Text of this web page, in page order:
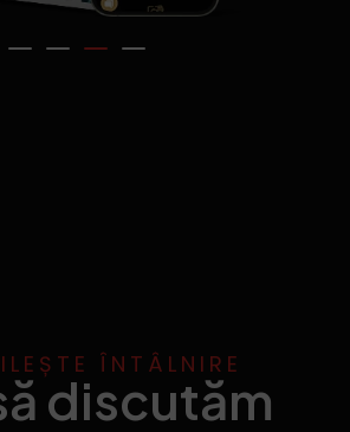
ÎNTÂLNIRE
discutăm